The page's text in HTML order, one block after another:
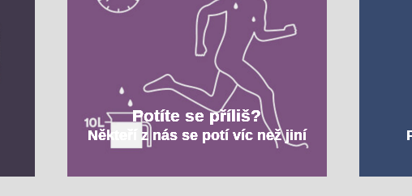
Potíte se příliš?
Někteří z nás se potí víc než jiní